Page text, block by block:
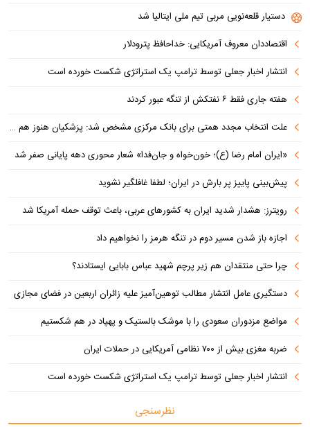
دستیار قلعه‌نویی مربی تیم ملی ایتالیا شد
اقتصاددان معروف آمریکایی: خداحافظ پترودلار
انتشار اخبار جعلی توسط ترامپ یک استراتژی شکست خورده است
هفته جاری فقط ۶ نفتکش از تنگه عبور کردند
علت انتخاب مجدد همتی برای بانک مرکزی مشخص شد: پزشکیان هنوز هم متوجه نشده است چرا همتی استیضاح شد!
«ایران امام رضا (ع)؛ خون‌خواه و جان‌فدا» شعار محوری دهه پایانی صفر شد
پیش‌بینی پاییز پر بارش در ایران؛ لطفا غافلگیر نشوید
رویترز: هشدار شدید ایران به کشورهای عربی، باعث توقف حمله آمریکا شد
اجازه باز شدن مسیر دوم در تنگه هرمز را نخواهیم داد
چرا حتی منتقدان هم زیر پرچم شهید عباس بابایی ایستادند؟
دستگیری عامل انتشار مطالب توهین‌آمیز علیه زائران اربعین در فضای مجازی
مواضع مزدوران سعودی را با موشک بالستیک و پهپاد در هم شکستیم
ضربه مغزی بیش از ۷۰۰ نظامی آمریکایی در حملات ایران
انتشار اخبار جعلی توسط ترامپ یک استراتژی شکست خورده است
نظرسنجی